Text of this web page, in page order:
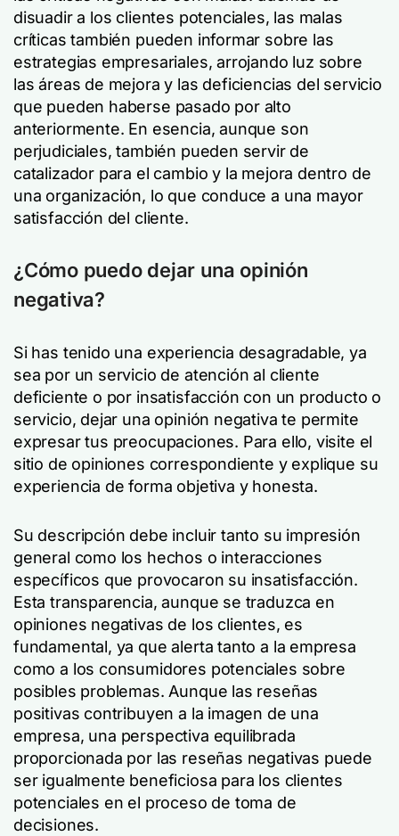
disuadir a los clientes potenciales, las malas
críticas también pueden informar sobre las
estrategias empresariales, arrojando luz sobre
las áreas de mejora y las deficiencias del servicio
que pueden haberse pasado por alto
anteriormente. En esencia, aunque son
perjudiciales, también pueden servir de
catalizador para el cambio y la mejora dentro de
una organización, lo que conduce a una mayor
satisfacción del cliente.
¿Cómo puedo dejar una opinión
negativa?
Si has tenido una experiencia desagradable, ya
sea por un servicio de atención al cliente
deficiente o por insatisfacción con un producto o
servicio, dejar una opinión negativa te permite
expresar tus preocupaciones. Para ello, visite el
sitio de opiniones correspondiente y explique su
experiencia de forma objetiva y honesta.
Su descripción debe incluir tanto su impresión
general como los hechos o interacciones
específicos que provocaron su insatisfacción.
Esta transparencia, aunque se traduzca en
opiniones negativas de los clientes, es
fundamental, ya que alerta tanto a la empresa
como a los consumidores potenciales sobre
posibles problemas. Aunque las reseñas
positivas contribuyen a la imagen de una
empresa, una perspectiva equilibrada
proporcionada por las reseñas negativas puede
ser igualmente beneficiosa para los clientes
potenciales en el proceso de toma de
decisiones.